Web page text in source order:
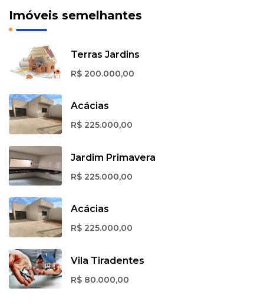
Imóveis semelhantes
Terras Jardins
R$ 200.000,00
Acácias
R$ 225.000,00
Jardim Primavera
R$ 225.000,00
Acácias
R$ 225.000,00
Vila Tiradentes
R$ 80.000,00